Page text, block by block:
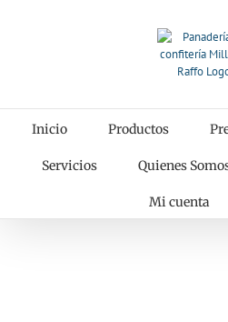
Inicio Productos
Servicios Quienes
Mi cuenta